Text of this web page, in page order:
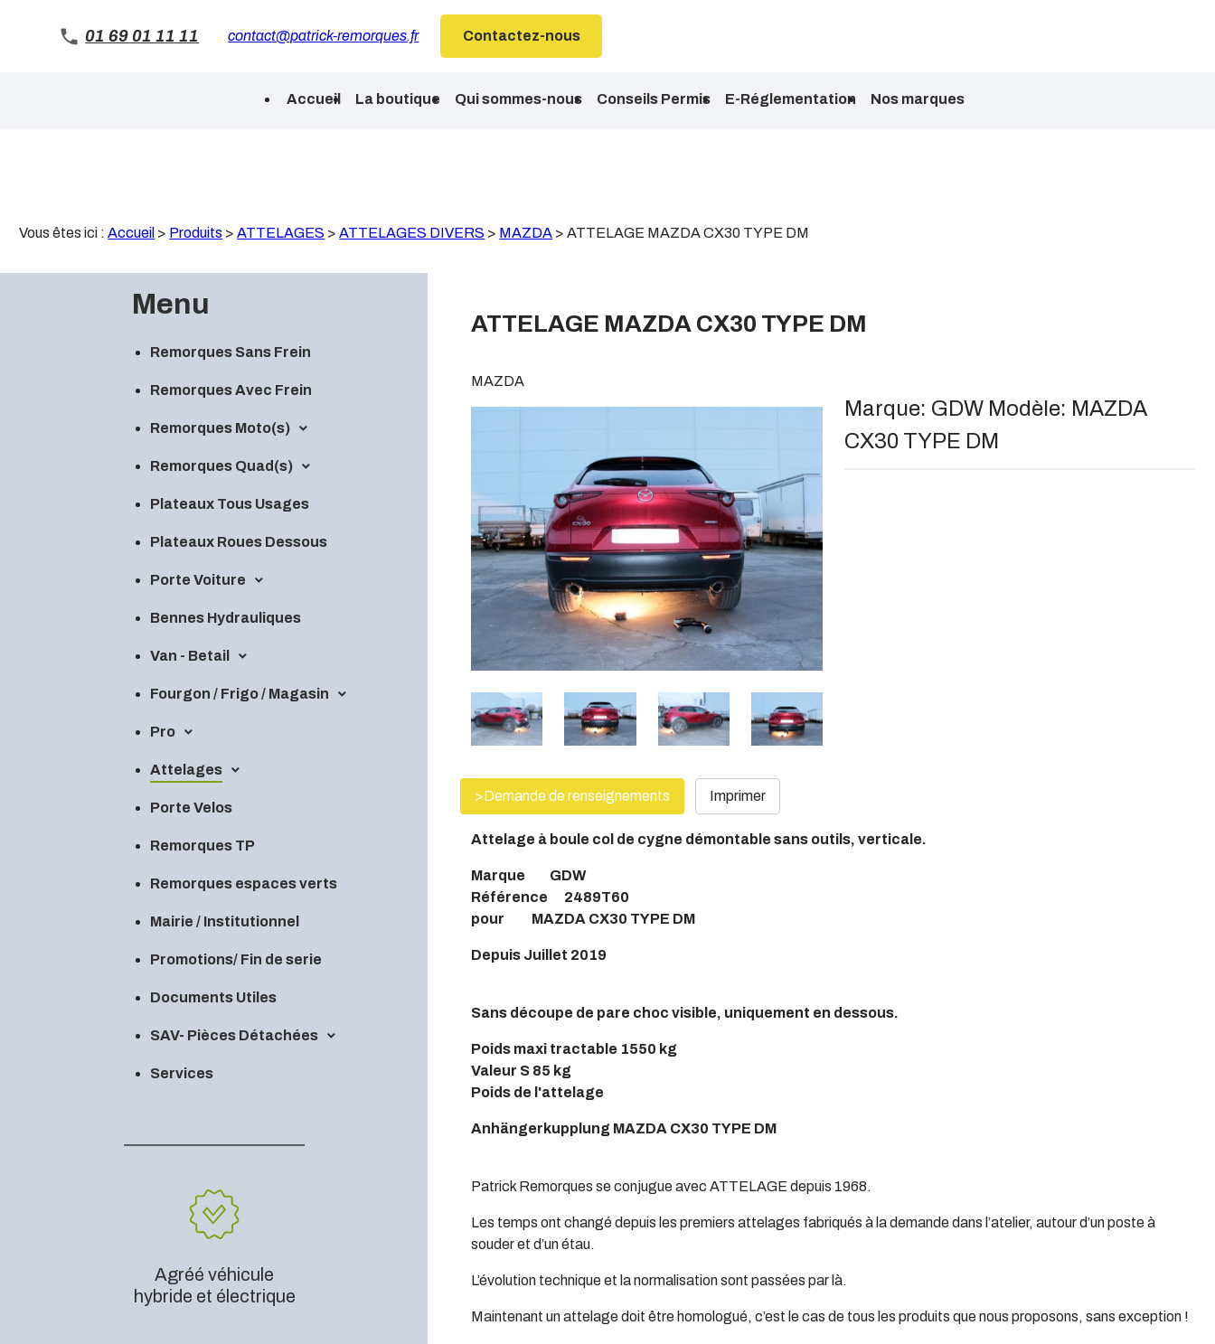
01 69 01 11 11 contact@patrick-remorques.fr Contactez-nous
Accueil La boutique Qui sommes-nous Conseils Permis E-Réglementation Nos marques
Vous êtes ici :Accueil > Produits >ATTELAGES >ATTELAGES DIVERS > MAZDA >ATTELAGE MAZDA CX30 TYPE DM
Menu
Remorques Sans Frein
Remorques Avec Frein
Remorques Moto(s)
Remorques Quad(s)
Plateaux Tous Usages
Plateaux Roues Dessous
Porte Voiture
Bennes Hydrauliques
Van - Betail
Fourgon / Frigo / Magasin
Pro
Attelages
Porte Velos
Remorques TP
Remorques espaces verts
Mairie / Institutionnel
Promotions/ Fin de serie
Documents Utiles
SAV- Pièces Détachées
Services
Agréé véhicule
hybride et électrique
ATTELAGE MAZDA CX30 TYPE DM
MAZDA
Marque: GDW Modèle: MAZDA
CX30 TYPE DM
>Demande de renseignements Imprimer
Attelage à boule col de cygne démontable sans outils, verticale.
Marque GDW
Référence 2489T60
pour MAZDA CX30 TYPE DM
Depuis Juillet 2019
Sans découpe de pare choc visible, uniquement en dessous.
Poids maxi tractable 1550 kg
Valeur S 85 kg
Poids de l'attelage
Anhängerkupplung MAZDA CX30 TYPE DM
Patrick Remorques se conjugue avec ATTELAGE depuis 1968.
Les temps ont changé depuis les premiers attelages fabriqués à la demande dans l’atelier, autour d’un poste à
souder et d’un étau.
L’évolution technique et la normalisation sont passées par là.
Maintenant un attelage doit être homologué, c’est le cas de tous les produits que nous proposons, sans exception !